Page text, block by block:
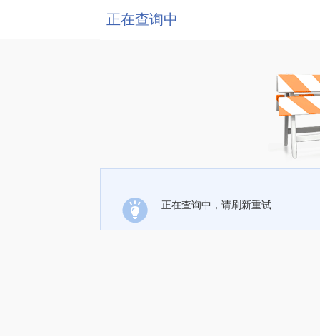
正在查询中
正在查询中，请刷新重试